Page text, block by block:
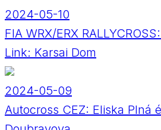
2024-05-10
FIA WRX/ERX
Link: Karsai Dom
2024-05-09
Autocross CEZ: Eliska Plná